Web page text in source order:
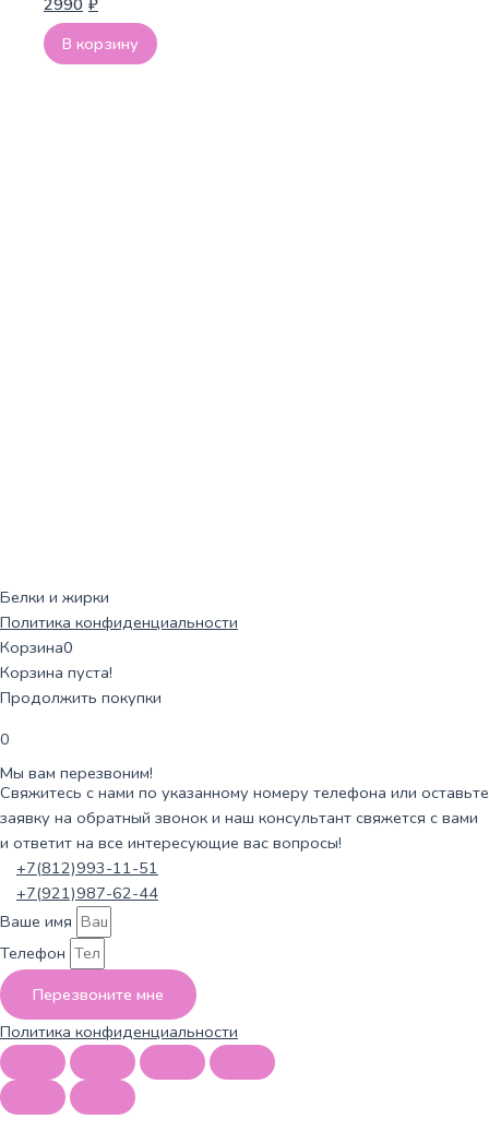
2990 ₽
В корзину
Белки и жирки
Политика конфиденциальности
Корзина0
Корзина пуста!
Продолжить покупки
0
Мы вам перезвоним!
Свяжитесь с нами по указанному номеру телефона или оставьте
заявку на обратный звонок и наш консультант свяжется с вами
и ответит на все интересующие вас вопросы!
+7(812)993-11-51
+7(921)987-62-44
Ваше имя
Телефон
Перезвоните мне
Политика конфиденциальности